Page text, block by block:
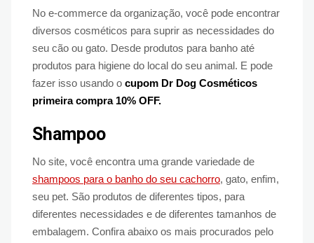
No e-commerce da organização, você pode encontrar
diversos cosméticos para suprir as necessidades do
seu cão ou gato. Desde produtos para banho até
produtos para higiene do local do seu animal. E pode
fazer isso usando o cupom Dr Dog Cosméticos
primeira compra 10% OFF.
Shampoo
No site, você encontra uma grande variedade de
shampoos para o banho do seu cachorro, gato, enfim,
seu pet. São produtos de diferentes tipos, para
diferentes necessidades e de diferentes tamanhos de
embalagem. Confira abaixo os mais procurados pelo